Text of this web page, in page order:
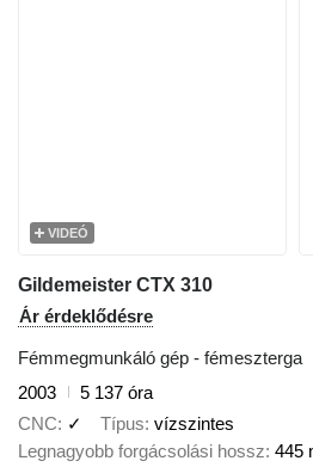
VIDEÓ
Gildemeister CTX 310
Ár érdeklődésre
Fémmegmunkáló gép - fémeszterga
2003
5 137 óra
CNC
✓ Típus vízszintes
Legnagyobb forgácsolási hossz 445